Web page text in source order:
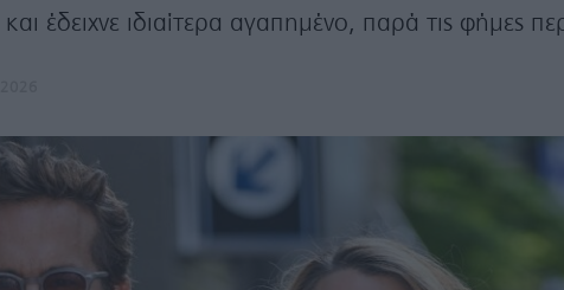
έδειχνε ιδιαίτερα αγαπημένο, παρά τις φήμες